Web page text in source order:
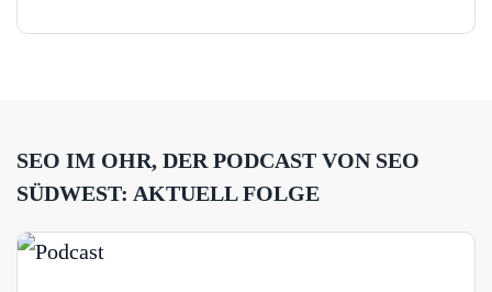
SEO IM OHR, DER PODCAST VON SEO
SÜDWEST: AKTUELL FOLGE